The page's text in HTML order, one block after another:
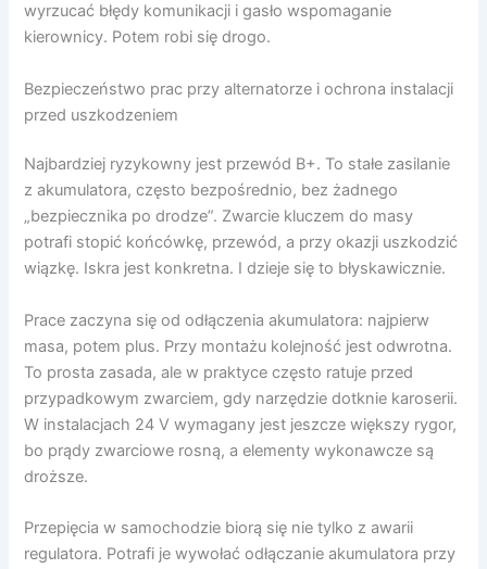
wyrzucać błędy komunikacji i gasło wspomaganie
kierownicy. Potem robi się drogo.
Bezpieczeństwo prac przy alternatorze i ochrona instalacji
przed uszkodzeniem
Najbardziej ryzykowny jest przewód B+. To stałe zasilanie
z akumulatora, często bezpośrednio, bez żadnego
„bezpiecznika po drodze”. Zwarcie kluczem do masy
potrafi stopić końcówkę, przewód, a przy okazji uszkodzić
wiązkę. Iskra jest konkretna. I dzieje się to błyskawicznie.
Prace zaczyna się od odłączenia akumulatora: najpierw
masa, potem plus. Przy montażu kolejność jest odwrotna.
To prosta zasada, ale w praktyce często ratuje przed
przypadkowym zwarciem, gdy narzędzie dotknie karoserii.
W instalacjach 24 V wymagany jest jeszcze większy rygor,
bo prądy zwarciowe rosną, a elementy wykonawcze są
droższe.
Przepięcia w samochodzie biorą się nie tylko z awarii
regulatora. Potrafi je wywołać odłączanie akumulatora przy